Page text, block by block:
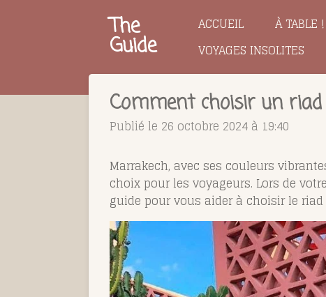
The
Guide
ACCUEIL À TABLE !
VOYAGES INSOLITES
Comment choisir un
Publié le 26 octobre 2024 à 19:40
Marrakech, avec ses couleurs
choix pour les voyageurs. Lors de
guide pour vous aider à choisir le